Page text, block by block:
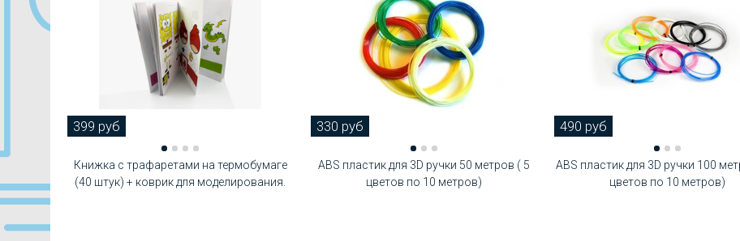
399 руб
Книжка с трафаретами на термобумаге
(40 штук) + коврик для моделирования.
330 руб
ABS пластик для 3D ручки 50 метров ( 5
цветов по 10 метров)
490 руб
ABS пластик для 3D ручки 100
цветов по 10 метров)